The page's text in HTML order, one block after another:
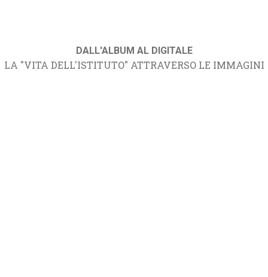
DALL'ALBUM AL DIGITALE
LA "VITA DELL'ISTITUTO" ATTRAVERSO LE IMMAGINI